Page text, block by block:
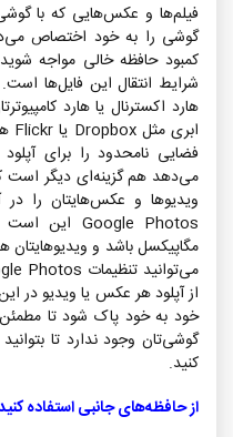
فیلم‌ها و عکس‌هایی که با
گوشی را به خود اختصاص
کمبود حافظه خالی مواجه
شرایط انتقال این فایل‌ها است.
هارد اکسترنالیا هارد
ابری
فضایی نامحدود را برای
می‌دهد هم گزینه‌ای دیگر است
ویدیوها و عکس‌هایتان را در
Google Photos
از آپلود هر عکس یا ویدیو در
خود به خود پاک شود تا
گوشی‌تان وجود ندارد تا
کنید.
از حافظه‌های جانبی استفاده